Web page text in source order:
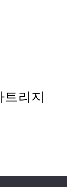
트리지